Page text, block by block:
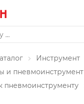
Инструмент
и пневмоинструмент
пневмоинструменту